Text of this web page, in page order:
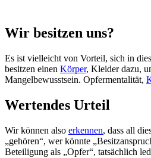
Wir besitzen uns?
Es ist vielleicht von Vorteil, sich in
besitzen einen Körper, Kleider dazu,
Mangelbewusstsein. Opfermentalität,
Wertendes Urteil
Wir können also erkennen, dass all
„gehören“, wer könnte
Beteiligung als „Opfer“, tatsächlich